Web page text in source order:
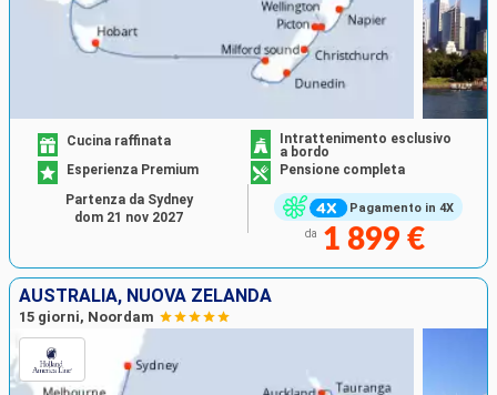
Pagamento in 4X
Cucina raffinata
Intrattenimento esclusivo
a bordo
Esperienza Premium
Pensione completa
da 1 899 €
Partenza da Sydney
dom 21 nov 2027
AUSTRALIA, NUOVA ZELANDA
15 giorni, Noordam